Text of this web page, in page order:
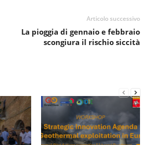
Articolo successivo
La pioggia di gennaio e febbraio
scongiura il rischio siccità